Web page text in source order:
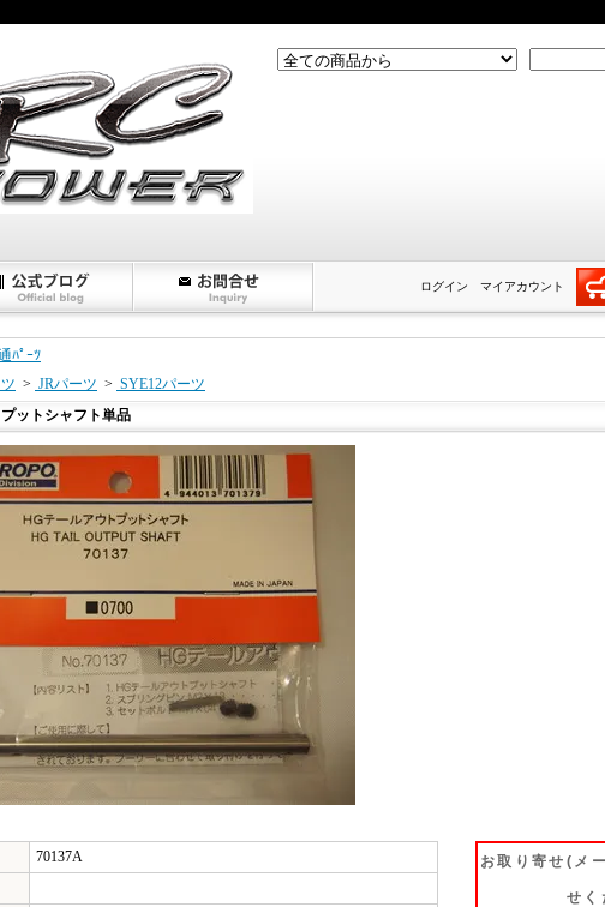
マイアカウント
ログイン
ﾊﾟｰﾂ
> JRパーツ > SYE12パーツ
ットシャフト単品
70137A
お取り寄せ(メ
せく